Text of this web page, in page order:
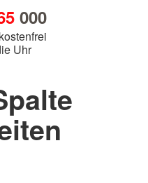
000
Uhr